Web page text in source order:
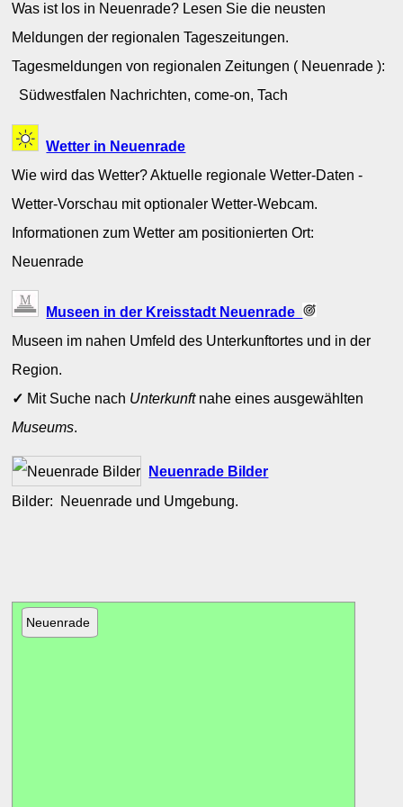
Was ist los in Neuenrade? Lesen Sie die neusten
Meldungen der regionalen Tageszeitungen.
Tagesmeldungen von regionalen Zeitungen ( Neuenrade ):
Südwestfalen Nachrichten, come-on, Tach
Wetter in Neuenrade
Wie wird das Wetter? Aktuelle regionale Wetter-Daten -
Wetter-Vorschau mit optionaler Wetter-Webcam.
Informationen zum Wetter am positionierten Ort:
Neuenrade
Museen in der Kreisstadt Neuenrade
Museen im nahen Umfeld des Unterkunftortes und in der
Region.
✓ Mit Suche nach Unterkunftnahe eines ausgewählten
Museums.
Neuenrade Bilder
Bilder: Neuenrade und Umgebung.
Neuenrade